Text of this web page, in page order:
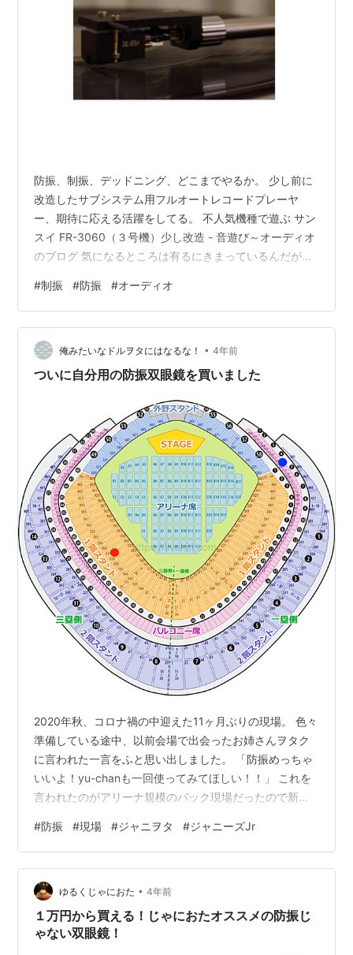
防振、制振、デッドニング、どこまでやるか。 少し前に
改造したサブシステム用フルオートレコードプレーヤ
ー、期待に応える活躍をしてる。 不人気機種で遊ぶ サン
スイ FR-3060（３号機）少し改造 - 音遊び～オーディオ
のブログ 気になるところは有るにきまっているんだが、
っぱなしでマニュアルモードでアームを上げて交換する
ことが多いのだけれど、この時に、アームを戻す操作で
手で触っただけで音がする。外すときにはアンプの入力
を切り替えておくので、聴こえないから良いのだが、メ
インシステムのアームではこれはもっと小さな音だ。サ
#制振 #防振 #オーディオ
俺みたいなドルヲタにはなるな！ • 4年前
ついに自分用の防振双眼鏡を買いました
2020年秋、コロナ禍の中迎えた11ヶ月ぶりの現場。 色々
準備している途中、以前会場で出会ったお姉さんヲタク
に言われた一言をふと思い出しました。 「防振めっちゃ
いいよ！yu-chanも一回使ってみてほしい！！」 これを
言われたのがアリーナ規模のバック現場だったので新橋
つも物は試し、レンタルサイトで即レンタルしました。
その後もあらかじめ席が遠いとわかっている現場や大き
めの会場では何度かレンタルしていたのですが、時は流
れ2022年春... 「もうこれ、購入した方が得なのでは」 と
なり、都内のビックカメラへ。 「お姉さん！実はこの機
種、在庫ラストな…
#防振 #現場 #ジャニヲタ #ジャニーズJr
ゆるくじゃにおた • 4年前
１万円から買える！じゃにおたオススメの防振じ
ゃない双眼鏡！